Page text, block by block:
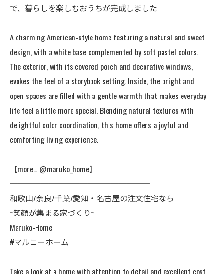
で、暮らしを楽しむおうちが完成しました
A charming American-style home featuring a natural and sweet
design, with a white base complemented by soft pastel colors.
The exterior, with its covered porch and decorative windows,
evokes the feel of a storybook setting. Inside, the bright and
open spaces are filled with a gentle warmth that makes everyday
life feel a little more special. Blending natural textures with
delightful color coordination, this home offers a joyful and
comforting living experience.
【more… @maruko_home】
──────────────────
和歌山/奈良/千葉/愛知・名古屋の注文住宅なら
~笑顔が集まる家づくり~
Maruko-Home
#マルコーホーム
Take a look at a home with attention to detail and excellent cost